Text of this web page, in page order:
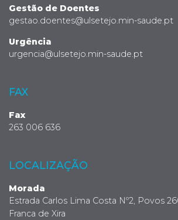
Gestão de Doentes
gestao.doentes@ulsetejo.min-saude.pt
Urgência
urgencia@ulsetejo.min-saude.pt
FAX
Fax
263 006 636
LOCALIZAÇÃO
Morada
Estrada Carlos Lima Costa Nº2, Povos
Franca de Xira